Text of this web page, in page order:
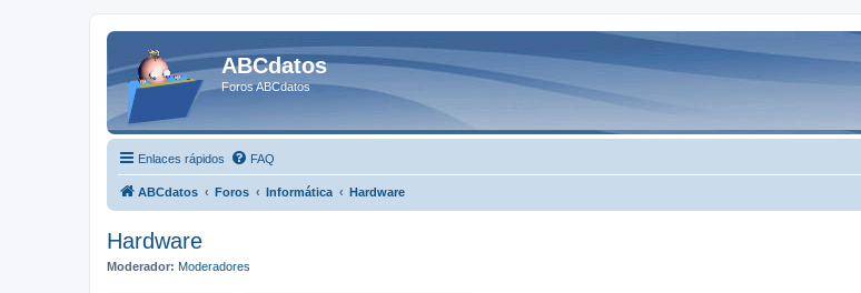
ABCdatos
Foros ABCdatos
Enlaces rápidos FAQ
ABCdatos Foros Informática Hardware
Hardware
Moderador: Moderadores